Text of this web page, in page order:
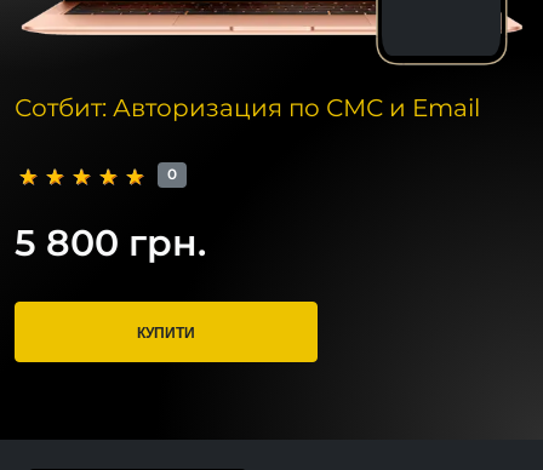
Сотбит: Авторизация по СМС и Email
0
5 800 грн.
КУПИТИ